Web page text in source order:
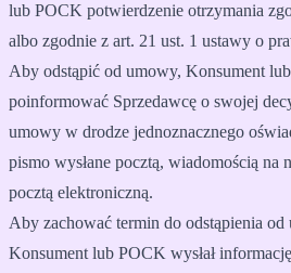
lub POCK potwierdzenie otrzymania
albo zgodnie z art. 21 ust. 1 ustawy o
Aby odstąpić od umowy, Konsument
poinformować Sprzedawcę o swojej
umowy w drodze jednoznacznego
pismo wysłane pocztą, wiadomością na
pocztą elektroniczną.
Aby zachować termin do odstąpienia
Konsument lub POCK wysłał